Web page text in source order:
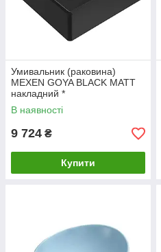
Умивальник (раковина)
MEXEN GOYA BLACK MATT
накладний *
В наявності
9 724 ₴
Купити